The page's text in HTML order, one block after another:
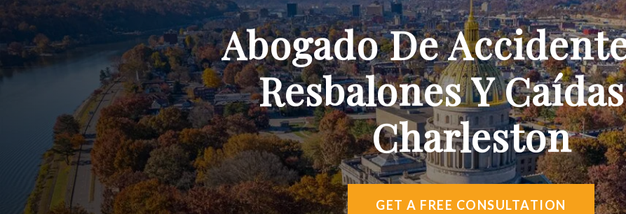
ACERCA DE NOSOTROS
NUESTROS ABOGADOS
ABUSOS EN RESIDENCIAS DE
ACCIDENTES DE CAMIÓN
ACCIDENTES DE AUTO
ACCIDENTES DE MOTO
LESIONES CEREBRALES
MUERTE POR NEGLIGENCIA
NEGLIGENCIA MÉDICA
VER +
Abogado De
Resbalones Y
Charleston
GET A FREE CONSULTATION